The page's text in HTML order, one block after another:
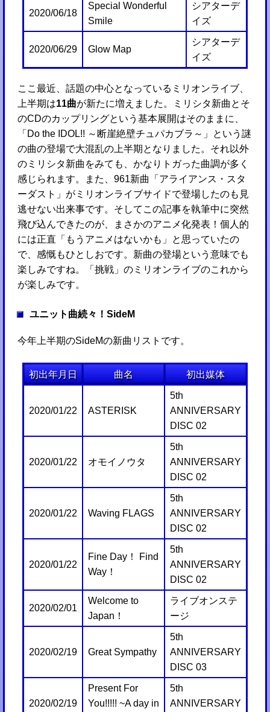
2020/06/18
Special Wonderful
Smile
シアターデ
イズ
2020/06/29 Glow Map
シアターデ
イズ
ここ最近、話題の中心となっているミリオンライブ、
上半期は11曲が新たに増えました。ミリシタ新曲とそ
のCDのカップリングという基本展開はそのままに、
「Do the IDOL!! ～断崖絶壁チュパカブラ～」という謎
の曲の登場で大混乱の上半期となりました。それ以外
のミリシタ新曲をみても、かなりトガった曲調が多く
感じられます。また、961新曲「アライアンス・スタ
ーダスト」がミリオンライブサイドで登場したのも見
逃せない出来事です。そしてこの記事を執筆中に突然
飛び込んできたのが、まさかのアニメ化発表！個人的
には正直「もうアニメはないかも」と思っていたの
で、感慨もひとしおです。新曲の登場という意味でも
楽しみですね。「挑戦」のミリオンライブのこれから
が楽しみです。
ユニット曲続々！SideM
今年上半期のSideMの新曲リストです。
初出年月日 曲名 初出媒体
2020/01/22 ASTERISK
5th
ANNIVERSARY
DISC 02
2020/01/22 オモイノウタ
5th
ANNIVERSARY
DISC 02
2020/01/22 Waving FLAGS
5th
ANNIVERSARY
DISC 02
2020/01/22
Fine Day！ Find
Way！
5th
ANNIVERSARY
DISC 02
2020/02/01
Welcome to
Japan！
ライブオンステ
ージ
2020/02/19 Great Sympathy
5th
ANNIVERSARY
DISC 03
2020/02/19
Present For
You!!!!! ~A day in
5th
ANNIVERSARY